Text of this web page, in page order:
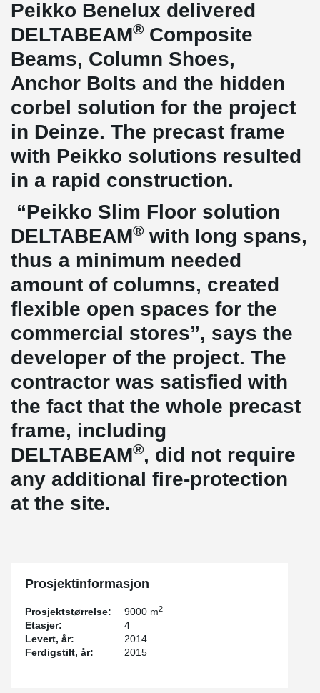
Peikko Benelux delivered
DELTABEAM® Composite
Beams, Column Shoes,
Anchor Bolts and the hidden
corbel solution for the project
in Deinze. The precast frame
with Peikko solutions resulted
in a rapid construction.
“Peikko Slim Floor solution
DELTABEAM® with long spans,
thus a minimum needed
amount of columns, created
flexible open spaces for the
commercial stores”, says the
developer of the project. The
contractor was satisfied with
the fact that the whole precast
frame, including
DELTABEAM®, did not require
any additional fire-protection
at the site.
Prosjektinformasjon
Prosjektstørrelse: 9000 m2
Etasjer:
4
Levert, år:
2014
Ferdigstilt, år:
2015